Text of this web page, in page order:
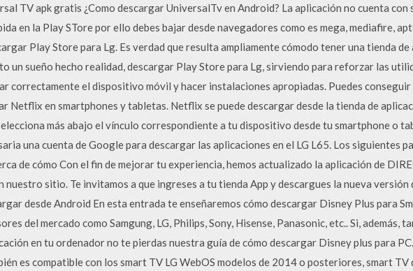
TV apk gratis ¿Como descargar UniversalTv en Android? La aplicación no cuenta
en la Play STore por ello debes bajar desde navegadores como es mega, mediafire,
Play Store para Lg. Es verdad que resulta ampliamente cómodo tener una tienda de
un sueño hecho realidad, descargar Play Store para Lg, sirviendo para reforzar las
correctamente el dispositivo móvil y hacer instalaciones apropiadas. Puedes
Netflix en smartphones y tabletas. Netflix se puede descargar desde la tienda de
más abajo el vínculo correspondiente a tu dispositivo desde tu smartphone o
una cuenta de Google para descargar las aplicaciones en el LG L65. Los siguientes
de cómo Con el fin de mejorar tu experiencia, hemos actualizado la aplicación de
nuestro sitio. Te invitamos a que ingreses a tu tienda App y descargues la nueva
desde Android En esta entrada te enseñaremos cómo descargar Disney Plus para
del mercado como Samgung, LG, Philips, Sony, Hisense, Panasonic, etc.. Si, además,
en tu ordenador no te pierdas nuestra guía de cómo descargar Disney plus para
es compatible con los smart TV LG WebOS modelos de 2014 o posteriores, smart TV